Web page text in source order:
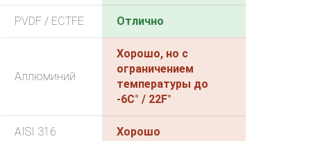
PVDF / ECTFE Отлично
Аллюминий
Хорошо, но с
ограничением
температуры до
-6C° / 22F°
AISI 316 Хорошо